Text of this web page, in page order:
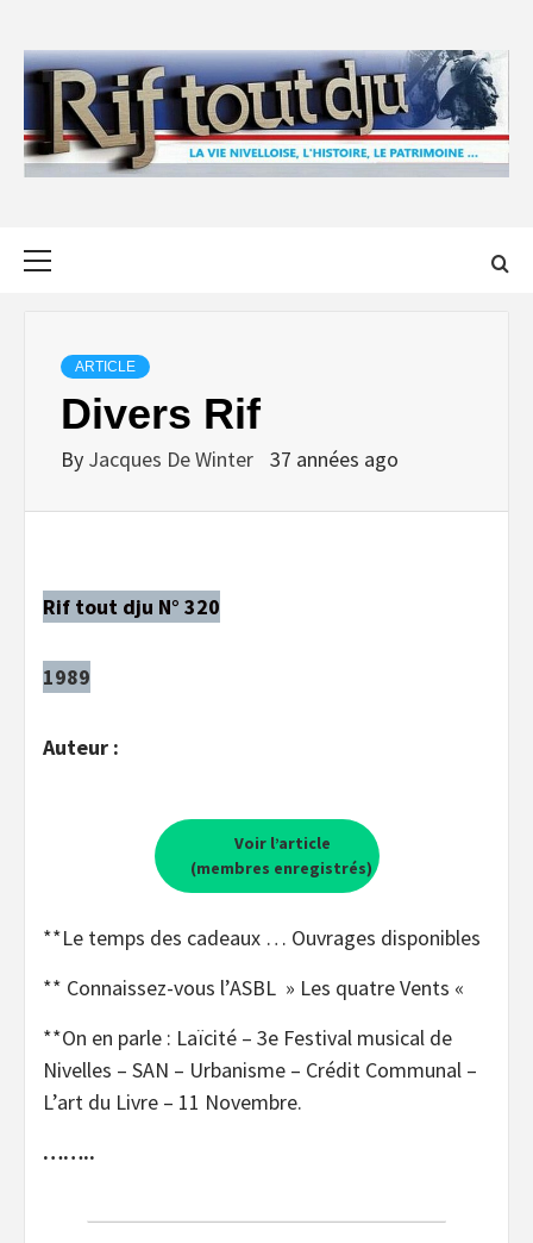
content
ARTICLE
Divers Rif
By Jacques De Winter 37 années ago
Rif tout dju N° 320
1989
Auteur :
Voir l’article
(membres enregistrés)
**Le temps des cadeaux … Ouvrages disponibles
** Connaissez-vous l’ASBL » Les quatre Vents «
**On en parle : Laïcité – 3e Festival musical de
Nivelles – SAN – Urbanisme – Crédit Communal –
L’art du Livre – 11 Novembre.
……..